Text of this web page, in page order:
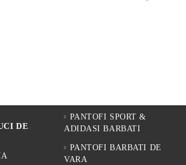
DE
PANTOFI SPORT &
ADIDASI BARBATI
PANTOFI BARBATI DE
VARA